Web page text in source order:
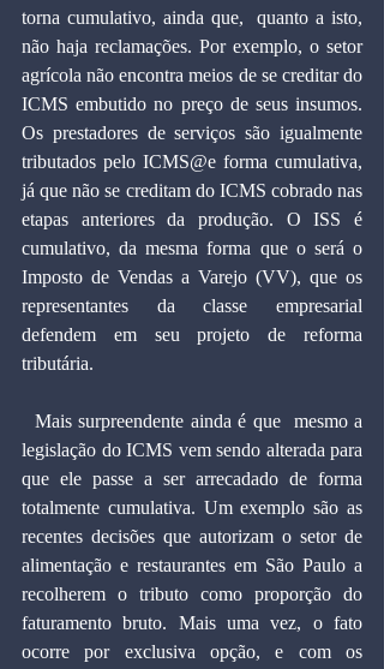
torna cumulativo, ainda que,  quanto a isto,
não haja reclamações. Por exemplo, o setor
agrícola não encontra meios de se creditar do
ICMS embutido no preço de seus insumos.
Os prestadores de serviços são igualmente
tributados pelo ICMS@e forma cumulativa,
já que não se creditam do ICMS cobrado nas
etapas anteriores da produção. O ISS é
cumulativo, da mesma forma que o será o
Imposto de Vendas a Varejo (VV), que os
representantes da classe empresarial
defendem em seu projeto de reforma
tributária.
legislação do ICMS vem sendo alterada para
que ele passe a ser arrecadado de forma
totalmente cumulativa. Um exemplo são as
recentes decisões que autorizam o setor de
alimentação e restaurantes em São Paulo a
recolherem o tributo como proporção do
faturamento bruto. Mais uma vez, o fato
ocorre por exclusiva opção, e com os